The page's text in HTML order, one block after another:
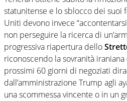
statunitense e lo sblocco dei suoi
Uniti devono invece
non perseguire la ricerca di
progressiva riapertura dello
riconoscendo la sovranità iraniana
prossimi 60 giorni di negoziati
dall’amministrazione Trump agli
una scommessa vincente o in un